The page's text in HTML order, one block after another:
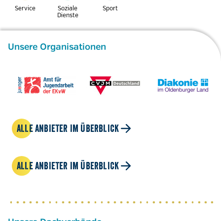
Service
Soziale
Dienste
Sport
Unsere Organisationen
ALLE ANBIETER IM ÜBERBLICK
ALLE ANBIETER IM ÜBERBLICK